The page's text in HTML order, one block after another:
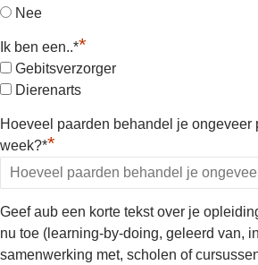
Nee
Ik ben een..**
Gebitsverzorger
Dierenarts
Hoeveel paarden behandel je ongeveer
week?**
Geef aub een korte tekst over je
nu toe (learning-by-doing, geleerd van, in
samenwerking met, scholen of